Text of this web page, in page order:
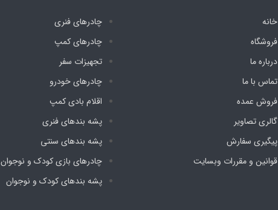
خانه
فروشگاه
درباره ما
تماس با ما
فروش عمده
گالری تصاویر
پیگیری سفارش
قوانین و مقررات وبسایت
چادرهای فنری
چادرهای کمپ
تجهیزات سفر
چادرهای خودرو
اقلام بادی کمپ
پشه‌ بندهای فنری
پشه‌ بندهای سنتی
چادرهای بازی کودک و نوجوان
پشه‌ بندهای کودک و نوجوان